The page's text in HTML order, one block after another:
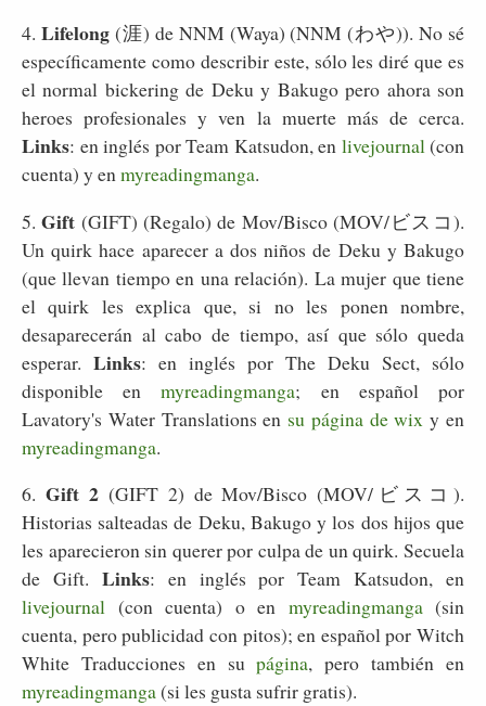
4. Lifelong (涯) de NNM (Waya) (NNM (わや)). No sé
específicamente como describir este, sólo les diré que es
el normal bickering de Deku y Bakugo pero ahora son
heroes profesionales y ven la muerte más de cerca.
Links: en inglés por Team Katsudon, en livejournal(con
cuenta) y enmyreadingmanga.
5.Gift (GIFT) (Regalo) de Mov/Bisco (MOV/ビスコ).
Un quirk hace aparecer a dos niños de Deku y Bakugo
(que llevan tiempo en una relación). La mujer que tiene
el quirk les explica que, si no les ponen nombre,
desaparecerán al cabo de tiempo, así que sólo queda
esperar. Links: en inglés por The Deku Sect, sólo
disponible enmyreadingmanga; en español por
Lavatory's Water Translations en su página de wix y en
myreadingmanga.
6. Gift 2 (GIFT 2) de Mov/Bisco (MOV/ビスコ).
Historias salteadas de Deku, Bakugo y los dos hijos que
les aparecieron sin querer por culpa de un quirk. Secuela
de Gift. Links: en inglés por Team Katsudon, en
livejournal (con cuenta) o en myreadingmanga(sin
cuenta, pero publicidad con pitos); en español por Witch
White Traducciones en supágina, pero también en
myreadingmanga(si les gusta sufrir gratis).